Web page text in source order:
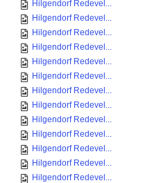
Hilgendorf Redevel...
Hilgendorf Redevel...
Hilgendorf Redevel...
Hilgendorf Redevel...
Hilgendorf Redevel...
Hilgendorf Redevel...
Hilgendorf Redevel...
Hilgendorf Redevel...
Hilgendorf Redevel...
Hilgendorf Redevel...
Hilgendorf Redevel...
Hilgendorf Redevel...
Hilgendorf Redevel...